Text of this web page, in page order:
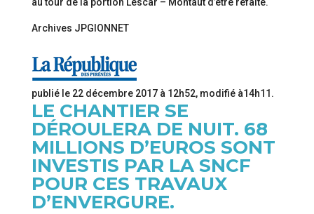
Archives JPGIONNET
publié le 22 décembre 2017 à 12h52, modifié à14h11 .
LE CHANTIER SE
DÉROULERA DE NUIT. 68
MILLIONS D’EUROS SONT
INVESTIS PAR LA SNCF
POUR CES TRAVAUX
D’ENVERGURE.